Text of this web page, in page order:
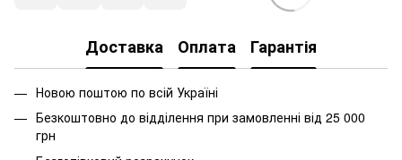
Доставка Оплата Гарантія
Новою поштою по всій Україні
Безкоштовно до відділення при замовленні від 25 000
грн